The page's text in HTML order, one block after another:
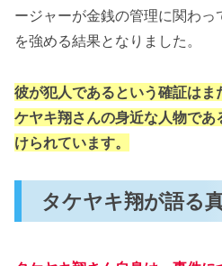
ージャーが金銭の管理に関わ
を強める結果となりました。
彼が犯人であるという確証はま
ケヤキ翔さんの身近な人物であ
けられています。
タケヤキ翔が語る